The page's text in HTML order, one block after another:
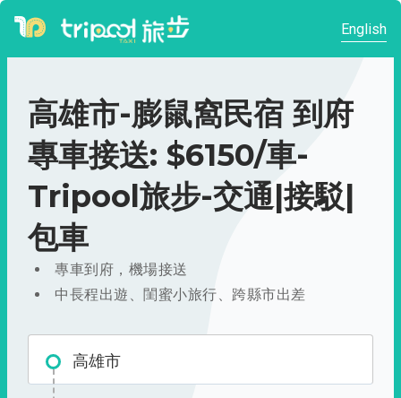
English
高雄市-膨鼠窩民宿 到府
專車接送: $6150/車-
Tripool旅步-交通|接駁|
包車
專車到府，機場接送
中長程出遊、閨蜜小旅行、跨縣市出差
高雄市